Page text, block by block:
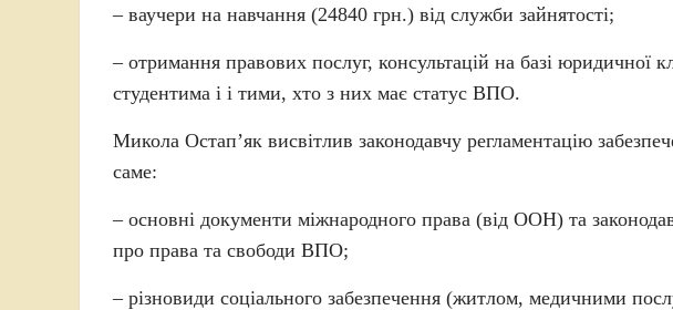
– ваучери на навчання (24840 грн.) від служби зайнятості;
– отримання правових послуг, консультацій на базі юридичної
студентима і і тими, хто з них має статус ВПО.
Микола Остап’як висвітлив законодавчу регламентацію
саме:
– основні документи міжнародного права (від ООН) та
про права та свободи ВПО;
– різновиди соціального забезпечення (житлом, медичними